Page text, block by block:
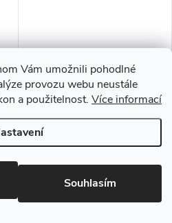
Vám umožnili pohodlné
provozu webu neustále
a použitelnost. Více informací
Souhlasím
Andromeda LESK
38x900x4100mm